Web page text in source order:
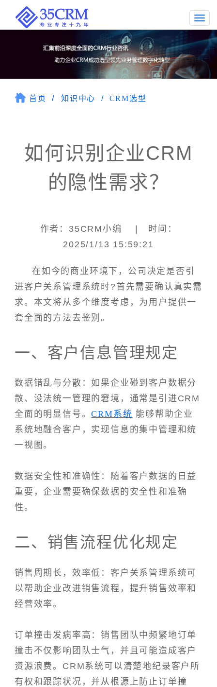
首页 知识中心 CRM选型
如何识别企业CRM
的隐性需求？
作者：35CRM小编 | 时间：
2025/1/13 15:59:21
在如今的商业环境下，公司决定是否引
进客户关系管理系统时?首先需要确认真实需
求。本文将从多个维度考虑，为用户提供一
套全面的方法去鉴别。
一、客户信息管理规定
数据错乱与分散：如果企业碰到客户数据分
散、没法统一管理的窘境，通常是引进CRM
全面的明显信号。CRM系统 能够帮助企业
系统地融合客户，实现信息的集中管理和统
一视图。
数据安全性和准确性：随着客户数据的日益
重要，企业需要确保数据的安全性和准确
性。
二、销售流程优化规定
销售周期长，效率低：客户关系管理系统可
以帮助企业改进销售流程，提升销售效率和
经营效率。
订单撞击发病率高：销售团队中频繁地订单
撞击不仅影响团队士气，并且可能造成客户
资源浪费。CRM系统可以清楚地纪录客户所
有权和跟踪状况，并从根源上防止订单撞